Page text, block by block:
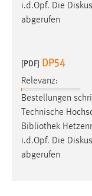
i.d.Opf. Die
abgerufen
[PDF] DP54
Relevanz:
Bestellungen
Technische
Bibliothek
i.d.Opf. Die
abgerufen